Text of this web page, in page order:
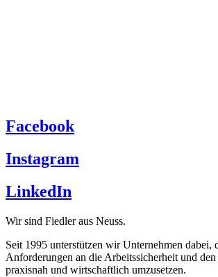
Facebook
Instagram
LinkedIn
Wir sind Fiedler aus Neuss.
Seit 1995 unterstützen wir Unternehmen dabei,
Anforderungen an die Arbeitssicherheit und den
praxisnah und wirtschaftlich umzusetzen.